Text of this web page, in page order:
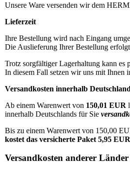
Unsere Ware versenden wir dem
Lieferzeit
Ihre Bestellung wird nach Eingang
Die Auslieferung Ihrer Bestellung
Trotz sorgfältiger Lagerhaltung kann es
In diesem Fall setzen wir uns mit Ihnen
Versandkosten innerhalb
Ab einem Warenwert von 150,01 EUR
innerhalb Deutschlands für Sie
Bis zu einem Warenwert von 150,00
kostet das versicherte Paket 5,95 EUR
Versandkosten anderer